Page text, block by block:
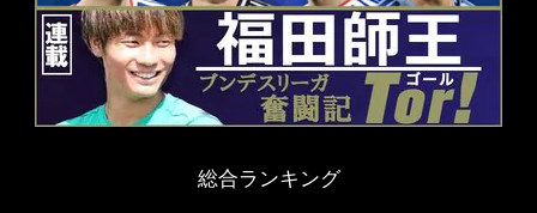
総合ランキング